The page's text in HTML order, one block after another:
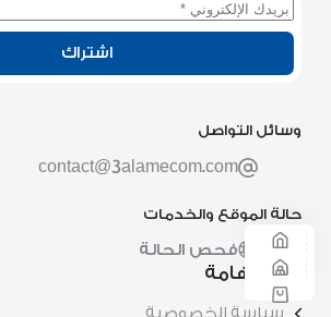
حالة الموقع والخدمات
فحص الحالة
روابط هامة
اشتراك